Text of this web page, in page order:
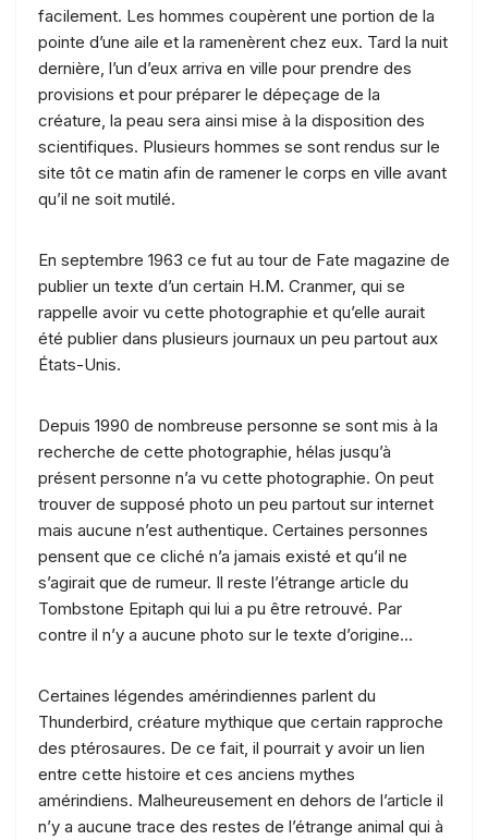
facilement. Les hommes coupèrent une portion de la
pointe d’une aile et la ramenèrent chez eux. Tard la nuit
dernière, l’un d’eux arriva en ville pour prendre des
provisions et pour préparer le dépeçage de la
créature, la peau sera ainsi mise à la disposition des
scientifiques. Plusieurs hommes se sont rendus sur le
site tôt ce matin afin de ramener le corps en ville avant
qu’il ne soit mutilé.
En septembre 1963 ce fut au tour de Fate magazine de
publier un texte d’un certain H.M. Cranmer, qui se
rappelle avoir vu cette photographie et qu’elle aurait
été publier dans plusieurs journaux un peu partout aux
États-Unis.
Depuis 1990 de nombreuse personne se sont mis à la
recherche de cette photographie, hélas jusqu’à
présent personne n’a vu cette photographie. On peut
trouver de supposé photo un peu partout sur internet
mais aucune n’est authentique. Certaines personnes
pensent que ce cliché n’a jamais existé et qu’il ne
s’agirait que de rumeur. Il reste l’étrange article du
Tombstone Epitaph qui lui a pu être retrouvé. Par
contre il n’y a aucune photo sur le texte d’origine…
Certaines légendes amérindiennes parlent du
Thunderbird, créature mythique que certain rapproche
des ptérosaures. De ce fait, il pourrait y avoir un lien
entre cette histoire et ces anciens mythes
amérindiens. Malheureusement en dehors de l’article il
n’y a aucune trace des restes de l’étrange animal qui à